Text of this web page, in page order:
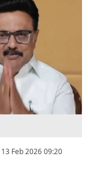
13 Feb 2026 09:20